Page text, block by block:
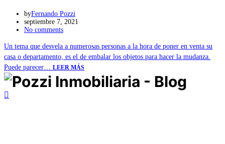
byFernando Pozzi
septiembre 7, 2021
No comments
Un tema que desvela a numerosas personas a la hora de poner en venta su
casa o departamento, es el de embalar los objetos para hacer la mudanza.
Puede parecer… LEER MÁS